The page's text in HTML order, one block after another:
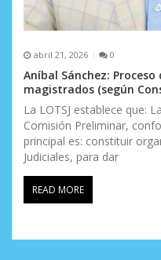
abril 21, 2026 0
Aníbal Sánchez:
magistrados (según
La LOTSJ establece que:
Comisión Preliminar,
principal es: constituir
Judiciales, para dar
READ MORE